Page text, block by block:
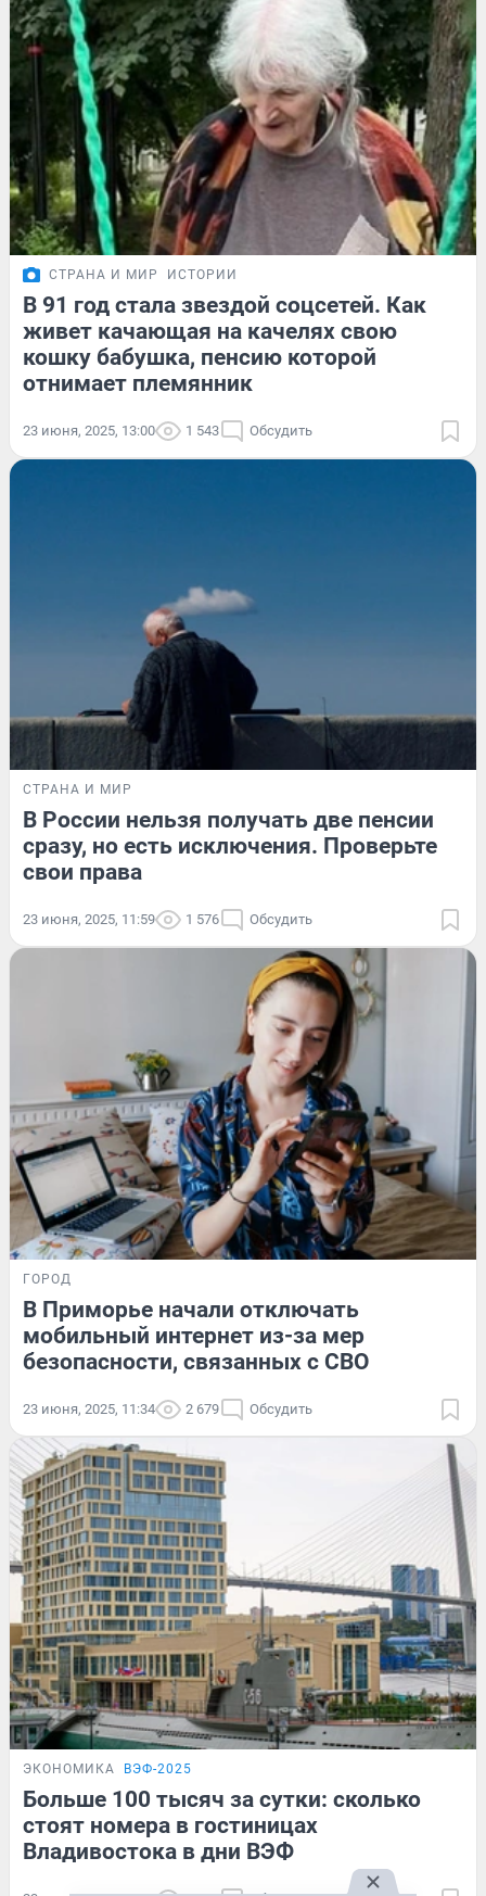
СТРАНА И МИР ИСТОРИИ
В 91 год стала звездой соцсетей. Как
живет качающая на качелях свою
кошку бабушка, пенсию которой
отнимает племянник
23 июня, 2025, 13:00 1 543 Обсудить
СТРАНА И МИР
В России нельзя получать две пенсии
сразу, но есть исключения. Проверьте
свои права
23 июня, 2025, 11:59 1 576 Обсудить
ГОРОД
В Приморье начали отключать
мобильный интернет из-за мер
безопасности, связанных с СВО
23 июня, 2025, 11:34 2 679 Обсудить
ЭКОНОМИКА ВЭФ-2025
Больше 100 тысяч за сутки: сколько
стоят номера в гостиницах
Владивостока в дни ВЭФ